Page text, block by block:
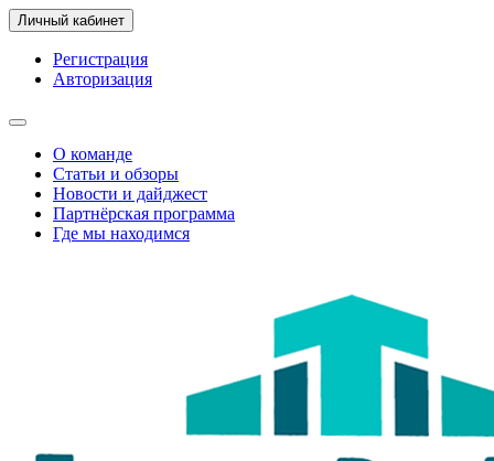
Личный кабинет
Регистрация
Авторизация
О команде
Статьи и обзоры
Новости и дайджест
Партнёрская программа
Где мы находимся